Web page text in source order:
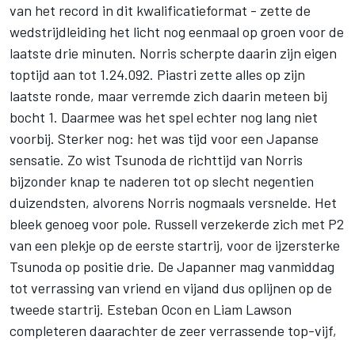
van het record in dit kwalificatieformat - zette de
wedstrijdleiding het licht nog eenmaal op groen voor de
laatste drie minuten. Norris scherpte daarin zijn eigen
toptijd aan tot 1.24.092. Piastri zette alles op zijn
laatste ronde, maar verremde zich daarin meteen bij
bocht 1. Daarmee was het spel echter nog lang niet
voorbij. Sterker nog: het was tijd voor een Japanse
sensatie. Zo wist Tsunoda de richttijd van Norris
bijzonder knap te naderen tot op slecht negentien
duizendsten, alvorens Norris nogmaals versnelde. Het
bleek genoeg voor pole. Russell verzekerde zich met P2
van een plekje op de eerste startrij, voor de ijzersterke
Tsunoda op positie drie. De Japanner mag vanmiddag
tot verrassing van vriend en vijand dus oplijnen op de
tweede startrij. Esteban Ocon en Liam Lawson
completeren daarachter de zeer verrassende top-vijf,